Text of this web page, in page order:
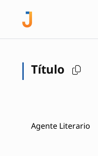
Título
Agente Literario